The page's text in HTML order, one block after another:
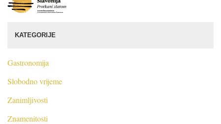
r
i
l
v
o
KATEGORIJE
Gastronomija
Slobodno vrijeme
Zanimljivosti
Znamenitosti